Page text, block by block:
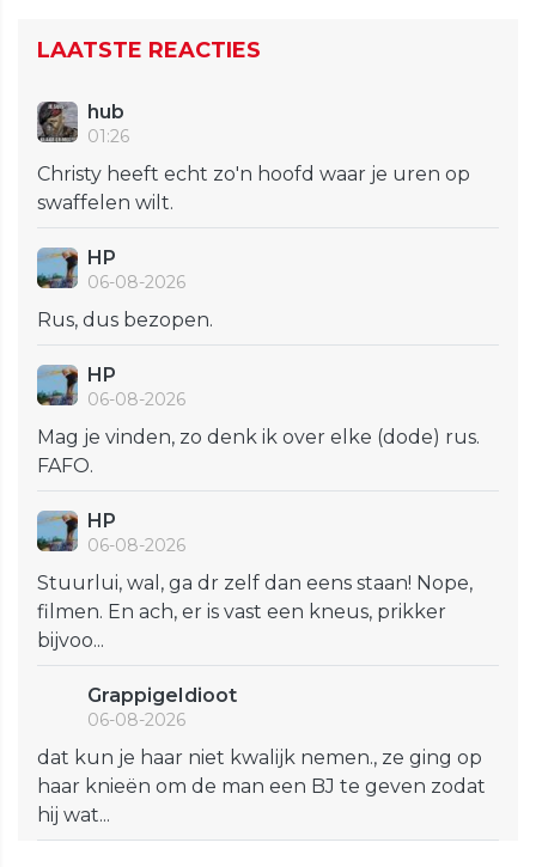
LAATSTE REACTIES
hub
01:26
Christy heeft echt zo'n hoofd waar je uren op
swaffelen wilt.
HP
06-08-2026
Rus, dus bezopen.
HP
06-08-2026
Mag je vinden, zo denk ik over elke (dode) rus.
FAFO.
HP
06-08-2026
Stuurlui, wal, ga dr zelf dan eens staan! Nope,
filmen. En ach, er is vast een kneus, prikker
bijvoo...
GrappigeIdioot
06-08-2026
dat kun je haar niet kwalijk nemen., ze ging op
haar knieën om de man een BJ te geven zodat
hij wat...